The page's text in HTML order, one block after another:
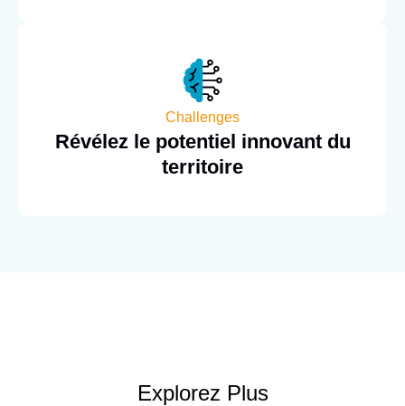
Challenges
Révélez le potentiel innovant du
territoire
Explorez Plus